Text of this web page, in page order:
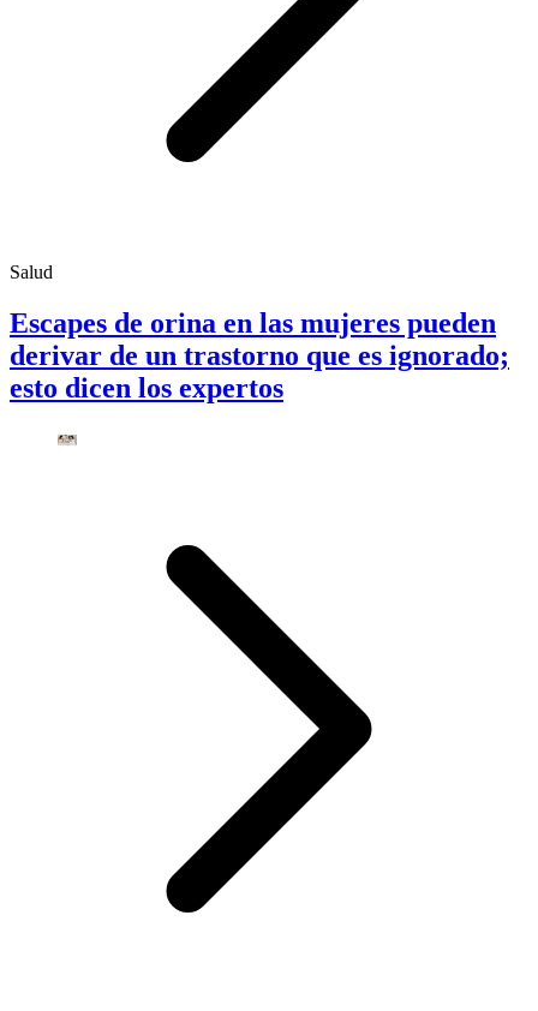
Salud
Escapes de orina en las mujeres pueden
derivar de un trastorno que es ignorado;
esto dicen los expertos